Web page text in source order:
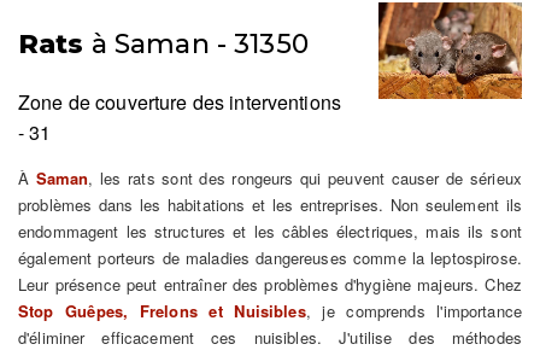
Rats à Saman - 31350
Zone de couverture des interventions
- 31
À Saman, les rats sont des rongeurs qui peuvent causer de sérieux
problèmes dans les habitations et les entreprises. Non seulement ils
endommagent les structures et les câbles électriques, mais ils sont
également porteurs de maladies dangereuses comme la leptospirose.
Leur présence peut entraîner des problèmes d'hygiène majeurs. Chez
Stop Guêpes, Frelons et Nuisibles, je comprends l'importance
d'éliminer efficacement ces nuisibles. J'utilise des méthodes